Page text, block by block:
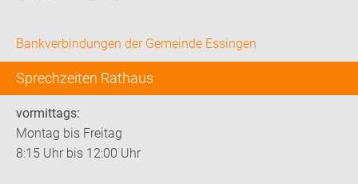
Bankverbindungen der Gemeinde Essingen
Sprechzeiten Rathaus
vormittags:
Montag bis Freitag
8:15 Uhr bis 12:00 Uhr